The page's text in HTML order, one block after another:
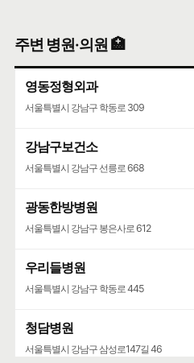
주변 병원·의원 🏥
영동정형외과
서울특별시 강남구 학동로 309
강남구보건소
서울특별시 강남구 선릉로 668
광동한방병원
서울특별시 강남구 봉은사로 612
우리들병원
서울특별시 강남구 학동로 445
청담병원
서울특별시 강남구 삼성로147길 46